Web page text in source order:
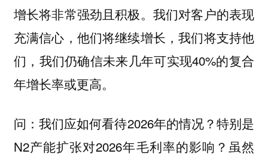
增长将非常强劲且积极。我们对客户的表现
充满信心，他们将继续增长，我们将支持他
们，我们仍确信未来几年可实现40%的复合
年增长率或更高。
问：我们应如何看待2026年的情况？特别是
N2产能扩张对2026年毛利率的影响？虽然